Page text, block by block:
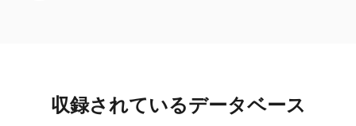
収録されているデータベース